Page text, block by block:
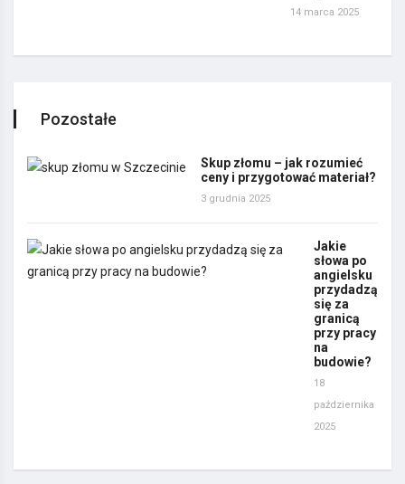
14 marca 2025
Pozostałe
Skup złomu – jak rozumieć
ceny i przygotować materiał?
3 grudnia 2025
Jakie
słowa po
angielsku
przydadzą
się za
granicą
przy pracy
na
budowie?
18
października
2025